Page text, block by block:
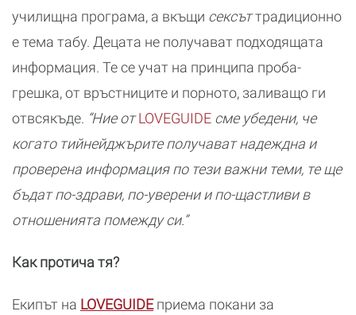
училищна програма, а вкъщи сексъттрадиционно
е тема табу. Децата не получават подходящата
информация. Те се учат на принципа проба-
грешка, от връстниците и порното, заливащо ги
отвсякъде. “Ние отLOVEGUIDE сме убедени, че
когато тийнейджърите получават надеждна и
проверена информация по тези важни теми, те ще
бъдат по-здрави, по-уверени и по-щастливи в
отношенията помежду си.”
Как протича тя?
Екипът на LOVEGUIDEприема покани за